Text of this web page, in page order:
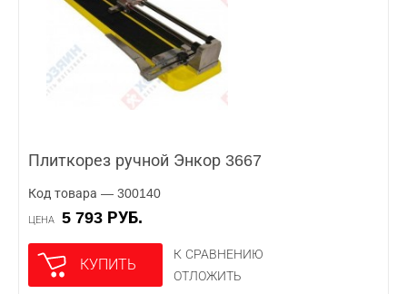
Плиткорез ручной Энкор 3667
Код товара — 300140
ЦЕНА 5 793 РУБ.
КУПИТЬ
К СРАВНЕНИЮ
ОТЛОЖИТЬ